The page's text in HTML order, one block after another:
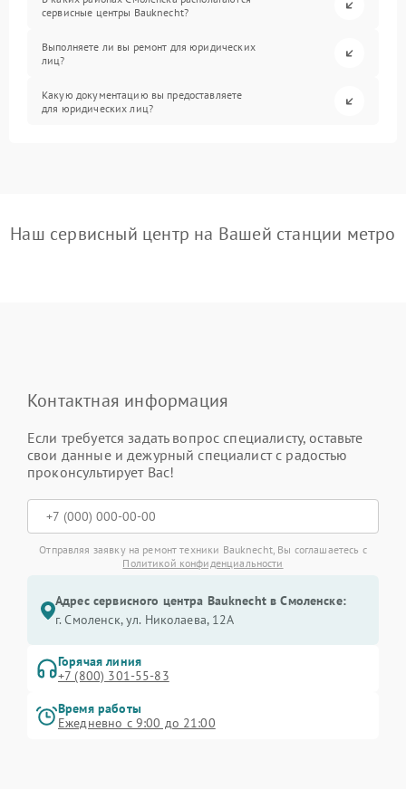
сервисные центры Bauknecht?
Выполняете ли вы ремонт для юридических
лиц?
Какую документацию вы предоставляете
для юридических лиц?
Наш сервисный центр на Вашей станции метро
Контактная информация
Если требуется задать вопрос специалисту, оставьте
свои данные и дежурный специалист с радостью
проконсультирует Вас!
Отправляя заявку на ремонт техники Bauknecht, Вы соглашаетесь с
Политикой конфиденциальности
Адрес сервисного центра Bauknecht в Смоленске:
г. Смоленск, ул. Николаева, 12А
Горячая линия
+7 (800) 301-55-83
Время работы
Ежедневно с 9:00 до 21:00